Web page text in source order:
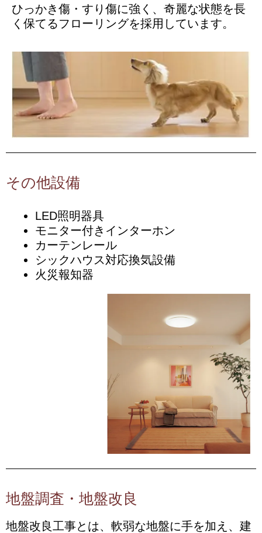
ひっかき傷・すり傷に強く、奇麗な状態を長
く保てるフローリングを採用しています。
その他設備
LED照明器具
モニター付きインターホン
カーテンレール
シックハウス対応換気設備
火災報知器
地盤調査・地盤改良
地盤改良工事とは、軟弱な地盤に手を加え、建